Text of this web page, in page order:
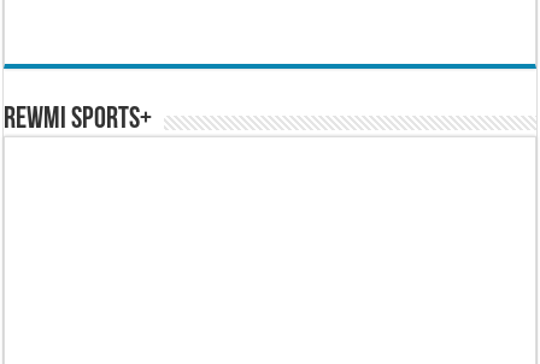
REWMI SPORTS+